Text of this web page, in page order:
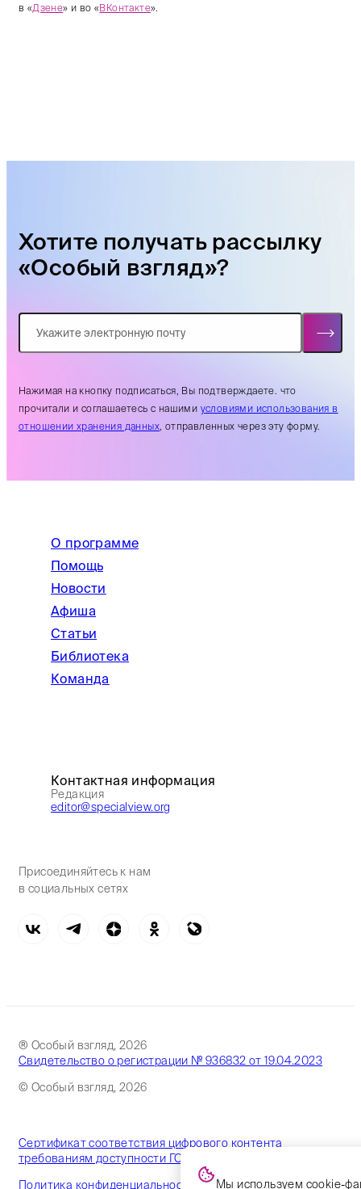
в «Дзене» и во « ВКонтакте».
Хотите получать рассылку
«Особый взгляд»?
Нажимая на кнопку подписаться, Вы подтверждаете. что
прочитали и соглашаетесь с нашими условиями использования в
отношении хранения данных, отправленных через эту форму.
О программе
Помощь
Новости
Афиша
Статьи
Библиотека
Команда
Контактная информация
Редакция
editor@specialview.org
Присоединяйтесь к нам
в социальных сетях
® Особый взгляд, 2026
Свидетельство о регистрации № 936832 от 19.04.2023
© Особый взгляд, 2026
Сертификат соответствия цифрового контента
требованиям доступности ГОСТ
Политика конфиденциальности Мы используем cookie-